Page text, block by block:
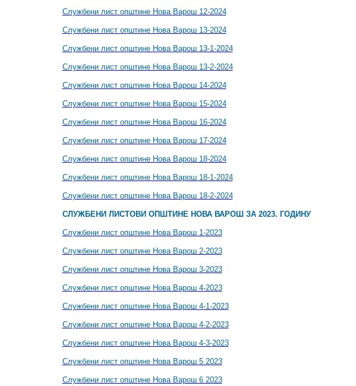
Службени лист општине Нова Варош 12-2024
Службени лист општине Нова Варош 13-2024
Службени лист општине Нова Варош 13-1-2024
Службени лист општине Нова Варош 13-2-2024
Службени лист општине Нова Варош 14-2024
Службени лист општине Нова Варош 15-2024
Службени лист општине Нова Варош 16-2024
Службени лист општине Нова Варош 17-2024
Службени лист општине Нова Варош 18-2024
Службени лист општине Нова Варош 18-1-2024
Службени лист општине Нова Варош 18-2-2024
СЛУЖБЕНИ ЛИСТОВИ ОПШТИНЕ НОВА ВАРОШ ЗА 2023. ГОДИНУ
Службени лист општине Нова Варош 1-2023
Службени лист општине Нова Варош 2-2023
Службени лист општине Нова Варош 3-2023
Службени лист општине Нова Варош 4-2023
Службени лист општине Нова Варош 4-1-2023
Службени лист општине Нова Варош 4-2-2023
Службени лист општине Нова Варош 4-3-2023
Службени лист општине Нова Варош 5 2023
Службени лист општине Нова Варош 6 2023